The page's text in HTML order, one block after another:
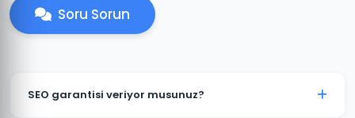
Soru Sorun
SEO garantisi veriyor musunuz?